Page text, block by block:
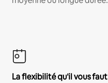
La flexibilité qu'il vous faut